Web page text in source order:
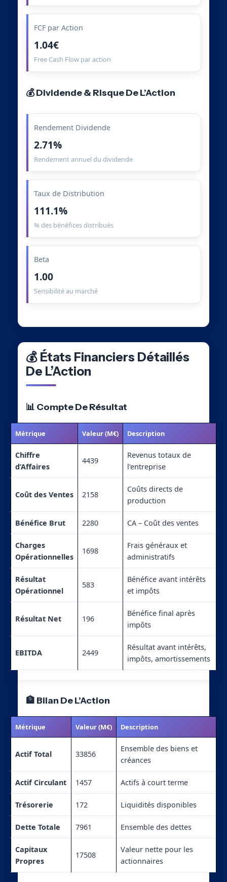
FCF par Action
1.04€
Free Cash Flow par action
💰 Dividende & Risque De L’Action
Rendement Dividende
2.71%
Rendement annuel du dividende
Taux de Distribution
111.1%
% des bénéfices distribués
Beta
1.00
Sensibilité au marché
💰 États Financiers Détaillés
De L’Action
📊 Compte De Résultat
Métrique Valeur (M€) Description
Chiffre
d’Affaires
4439
Revenus totaux de
l’entreprise
Coût des Ventes 2158
Coûts directs de
production
Bénéfice Brut 2280 CA – Coût des ventes
Charges
Opérationnelles
1698
Frais généraux et
administratifs
Résultat
Opérationnel
583
Bénéfice avant intérêts
et impôts
Résultat Net 196
Bénéfice final après
impôts
EBITDA 2449
Résultat avant intérêts,
impôts, amortissements
🏦 Bilan De L’Action
Métrique Valeur (M€) Description
Actif Total 33856
Ensemble des biens et
créances
Actif Circulant 1457 Actifs à court terme
Trésorerie 172 Liquidités disponibles
Dette Totale 7961 Ensemble des dettes
Capitaux
Propres
17508
Valeur nette pour les
actionnaires